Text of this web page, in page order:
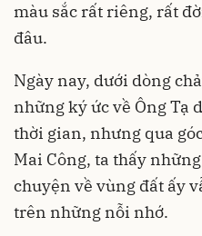
màu sắc rất riêng, rất
đâu.
Ngày nay, dưới dòng
những ký ức về Ông Tạ
thời gian, nhưng qua
Mai Công, ta thấy
chuyện về vùng đất ấy
trên những nỗi nhớ.